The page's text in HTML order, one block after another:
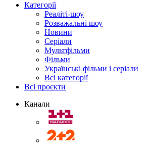
Категорії
Реаліті-шоу
Розважальні шоу
Новини
Серіали
Мультфільми
Фільми
Українські фільми і серіали
Всі категорії
Всі проєкти
Канали